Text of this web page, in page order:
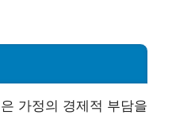
가정의 경제적 부담을